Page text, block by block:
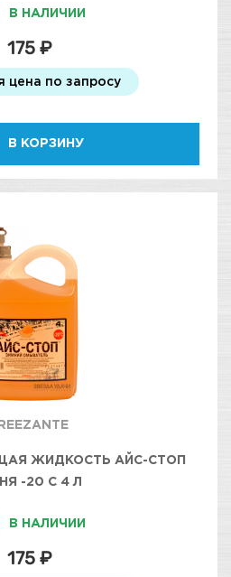
В НАЛИЧИИ
175 ₽
цена по запросу
В КОРЗИНУ
ЖИДКОСТЬ АЙС-СТОП
-20 С 4 Л
В НАЛИЧИИ
175 ₽